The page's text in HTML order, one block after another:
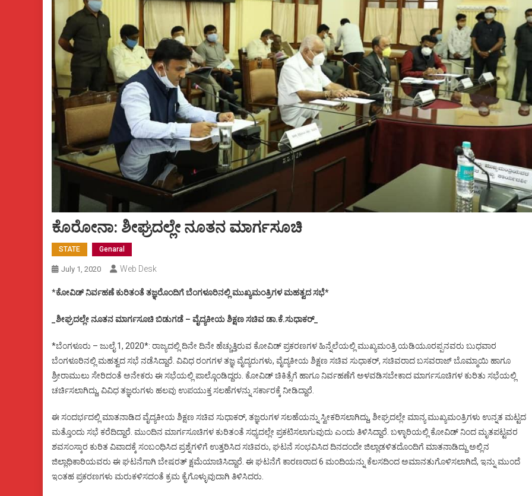
ಕೊರೋನಾ: ಶೀಘ್ರದಲ್ಲೇ ನೂತನ ಮಾರ್ಗಸೂಚಿ
STATE Genaral
July 1, 2020 Web Desk
*ಕೋವಿಡ್ ನಿರ್ವಹಣೆ ಕುರಿತಂತೆ ತಜ್ಞರೊಂದಿಗೆ ಬೆಂಗಳೂರಿನಲ್ಲಿ ಮುಖ್ಯಮಂತ್ರಿಗಳ ಮಹತ್ವದ ಸಭೆ*
_ಶೀಘ್ರದಲ್ಲೇ ನೂತನ ಮಾರ್ಗಸೂಚಿ ಬಿಡುಗಡೆ – ವೈದ್ಯಕೀಯ ಶಿಕ್ಷಣ ಸಚಿವ ಡಾ.ಕೆ.ಸುಧಾಕರ್_
*ಬೆಂಗಳೂರು – ಜುಲೈ 1, 2020*: ರಾಜ್ಯದಲ್ಲಿ ದಿನೇ ದಿನೇ ಹೆಚ್ಚುತ್ತಿರುವ ಕೋವಿಡ್ ಪ್ರಕರಣಗಳ ಹಿನ್ನೆಲೆಯಲ್ಲಿ ಮುಖ್ಯಮಂತ್ರಿ ಯಡಿಯೂರಪ್ಪನವರು ಬುಧವಾರ
ಬೆಂಗಳೂರಿನಲ್ಲಿ ಮಹತ್ವದ ಸಭೆ ನಡೆಸಿದ್ದಾರೆ. ವಿವಿಧ ರಂಗಗಳ ತಜ್ಞ ವೈದ್ಯರುಗಳು, ವೈದ್ಯಕೀಯ ಶಿಕ್ಷಣ ಸಚಿವ ಸುಧಾಕರ್, ಸಚಿವರಾದ ಬಸವರಾಜ್ ಬೊಮ್ಮಾಯಿ ಹಾಗೂ
ಶ್ರೀರಾಮುಲು ಸೇರಿದಂತೆ ಅನೇಕರು ಈ ಸಭೆಯಲ್ಲಿ ಪಾಲ್ಗೊಂಡಿದ್ದರು. ಕೋವಿಡ್ ಚಿಕಿತ್ಸೆಗೆ ಹಾಗೂ ನಿರ್ವಹಣೆಗೆ ಅಳವಡಿಸಬೇಕಾದ ಮಾರ್ಗಸೂಚಿಗಳ ಕುರಿತು ಸಭೆಯಲ್ಲಿ
ಚರ್ಚಿಸಲಾಗಿದ್ದು, ವಿವಿಧ ತಜ್ಞರುಗಳು ಹಲವು ಉಪಯುಕ್ತ ಸಲಹೆಗಳನ್ನು ಸರ್ಕಾರಕ್ಕೆ ನೀಡಿದ್ದಾರೆ.
ಈ ಸಂದರ್ಭದಲ್ಲಿ ಮಾತನಾಡಿದ ವೈದ್ಯಕೀಯ ಶಿಕ್ಷಣ ಸಚಿವ ಸುಧಾಕರ್, ತಜ್ಞರುಗಳ ಸಲಹೆಯನ್ನು ಸ್ವೀಕರಿಸಲಾಗಿದ್ದು, ಶೀಘ್ರದಲ್ಲೇ ಮಾನ್ಯ ಮುಖ್ಯಮಂತ್ರಿಗಳು ಉನ್ನತ ಮಟ್ಟದ
ಮತ್ತೊಂದು ಸಭೆ ಕರೆದಿದ್ದಾರೆ. ಮುಂದಿನ ಮಾರ್ಗಸೂಚಿಗಳ ಕುರಿತಂತೆ ಸಧ್ಯದಲ್ಲೇ ಪ್ರಕಟಿಸಲಾಗುವುದು ಎಂದು ತಿಳಿಸಿದ್ದಾರೆ. ಬಳ್ಳಾರಿಯಲ್ಲಿ ಕೋವಿಡ್ ನಿಂದ ಮೃತಪಟ್ಟವರ
ಶವಸಂಸ್ಕಾರ ಕುರಿತ ವಿವಾದಕ್ಕೆ ಸಂಬಂಧಿಸಿದ ಪ್ರಶ್ನೆಗಳಿಗೆ ಉತ್ತರಿಸಿದ ಸಚಿವರು, ಘಟನೆ ಸಂಭವಿಸಿದ ದಿನದಂದೇ ಜಿಲ್ಲಾಡಳಿತದೊಂದಿಗೆ ಮಾತನಾಡಿದ್ದು ಅಲ್ಲಿನ
ಜಿಲ್ಲಾಧಿಕಾರಿಯವರು ಈ ಘಟನೆಗಾಗಿ ಬೇಷರತ್ ಕ್ಷಮೆಯಾಚಿಸಿದ್ದಾರೆ. ಈ ಘಟನೆಗೆ ಕಾರಣರಾದ 6 ಮಂದಿಯನ್ನು ಕೆಲಸದಿಂದ ಅಮಾನತುಗೊಳಿಸಲಾಗಿದೆ, ಇನ್ನು ಮುಂದೆ
ಇಂತಹ ಪ್ರಕರಣಗಳು ಮರುಕಳಿಸದಂತೆ ಕ್ರಮ ಕೈಗೊಳ್ಳುವುದಾಗಿ ತಿಳಿಸಿದರು.